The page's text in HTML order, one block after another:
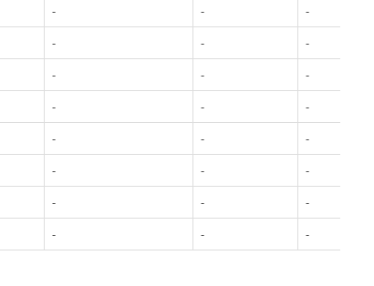
- -
-
- -
-
- -
-
- -
-
- -
-
- -
-
- -
-
- - -